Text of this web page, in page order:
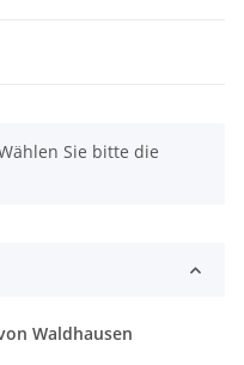
Sie bitte die
Waldhausen